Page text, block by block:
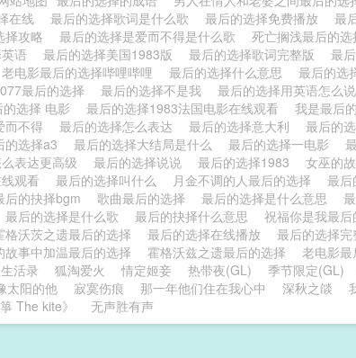
在线 最后的选择歌词是什么歌 最后的选择免费播放
最
择攻略 最后的选择是爱而不得是什么歌 死亡搁浅最后的选
语 最后的选择美国1983版 最后的选择歌词完整版
最
老电影最后的选择哔哩哔哩 最后的选择什么意思 最后的选
最后的选择 最后的选择不是我 最后的选择用英语怎么说
的选择 电影 最后的选择1983法国电影在线观看 我是最后
而不得 最后的选择怎么表达 最后的选择意大利 最后的
的选择a3 最后的选择大结局是什么 最后的选择一电影
表达更高级 最后的选择说说 最后的选择1983 女巫的
观看 最后的选择叫什么 月金不调的人最后的选择
最后
后的抉择bgm 歌曲最后的选择 最后的选择是什么意思
最后的选择是什么歌 最后的抉择什么意思 祝福你是我最后
格沃茨之遗最后的选择 最后的选择在线播放 最后的选择完
故事中加温最后的选择 霍格沃兹之遗最后的选择
老电影
活录 狐淘爱火 情定姬妾 热带夜(GL) 季节限定(GL)
太阳的他 寂寞伤痕 那一年他们住在我心中 深秋之燄
箏 The kite》 无声胜有声